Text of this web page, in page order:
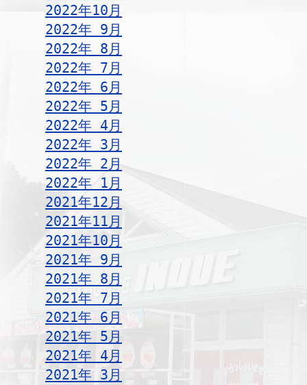
2022年10月
2022年 9月
2022年 8月
2022年 7月
2022年 6月
2022年 5月
2022年 4月
2022年 3月
2022年 2月
2022年 1月
2021年12月
2021年11月
2021年10月
2021年 9月
2021年 8月
2021年 7月
2021年 6月
2021年 5月
2021年 4月
2021年 3月